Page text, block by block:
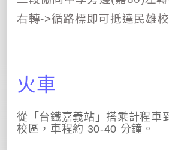
右轉->循路標即可抵達民雄校
火車
從「台鐵嘉義站」搭乘計程車
校區，車程約 30-40 分鐘。